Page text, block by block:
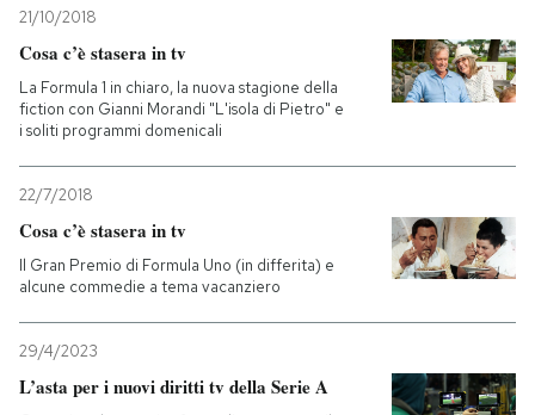
21/10/2018
Cosa c’è stasera in tv
La Formula 1 in chiaro, la nuova stagione della
fiction con Gianni Morandi "L'isola di Pietro" e
i soliti programmi domenicali
22/7/2018
Cosa c’è stasera in tv
Il Gran Premio di Formula Uno (in differita) e
alcune commedie a tema vacanziero
29/4/2023
L’asta per i nuovi diritti tv della Serie A